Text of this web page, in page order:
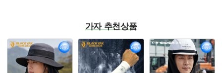
가자 추천상품